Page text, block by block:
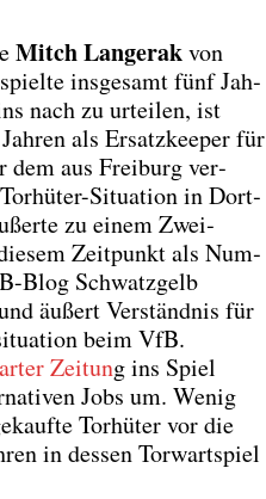
Mitch Lan­ge­rakvon
ins­ge­samt fünf Jah­
nach zu urtei­len, ist
als Ersatz­kee­per für
dem aus Frei­burg ver­
Situa­ti­on in Dort­
zu einem Zwei­
Zeit­punkt als Num­
Blog Schwatz­gelb
äußert Ver­ständ­nis für
beim VfB.
Zei­tung ins Spiel
Jobs um. Wenig
Tor­hü­ter vor die
in des­sen Tor­wart­spiel